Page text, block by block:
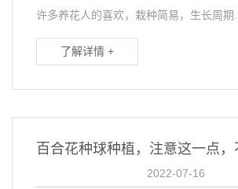
许多养花人的喜欢，栽种简易，生长周期...
了解详情 +
2022-07-16